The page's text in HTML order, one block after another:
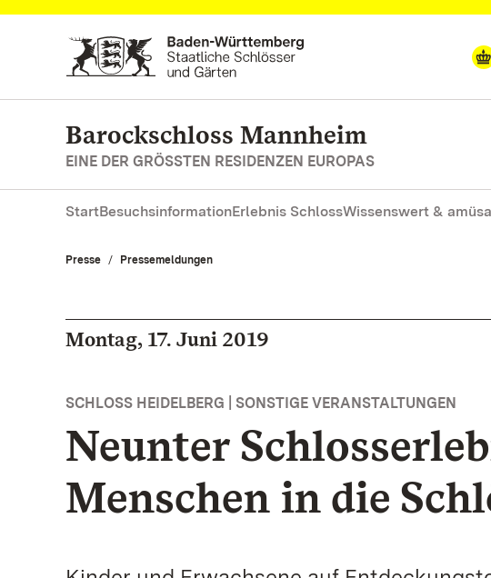
Zum Hauptinhalt springen
Barockschloss Mannheim
EINE DER GRÖSSTEN RESIDENZEN EUROPAS
StartBesuchsinformationErlebnis SchlossWissenswert &
Presse Pressemeldungen
Montag, 17. Juni 2019
SCHLOSS HEIDELBERG | SONSTIGE VERANSTALTUNGEN
Neunter
Menschen in die